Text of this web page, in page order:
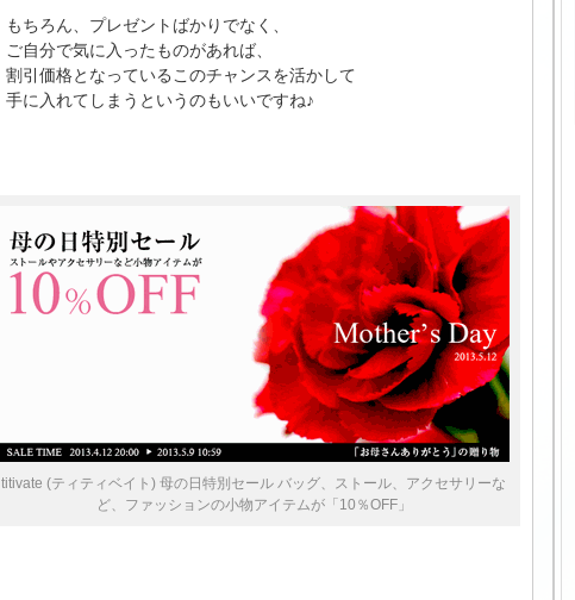
もちろん、プレゼントばかりでなく、
ご自分で気に入ったものがあれば、
割引価格となっているこのチャンスを活かして
手に入れてしまうというのもいいですね♪
titivate (ティティベイト) 母の日特別セール バッグ、ストール、アクセサリーな
ど、ファッションの小物アイテムが「10％OFF」